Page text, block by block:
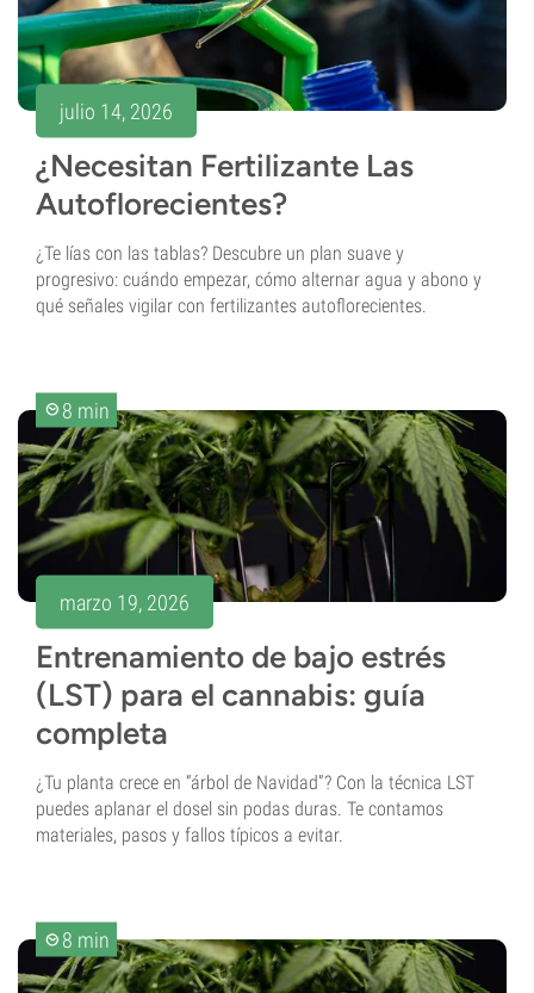
julio 14, 2026
¿Necesitan Fertilizante Las
Autoflorecientes?
¿Te lías con las tablas? Descubre un plan suave y
progresivo: cuándo empezar, cómo alternar agua y abono y
qué señales vigilar con fertilizantes autoflorecientes.
8 min
marzo 19, 2026
Entrenamiento de bajo estrés
(LST) para el cannabis: guía
completa
¿Tu planta crece en “árbol de Navidad”? Con la técnica LST
puedes aplanar el dosel sin podas duras. Te contamos
materiales, pasos y fallos típicos a evitar.
8 min